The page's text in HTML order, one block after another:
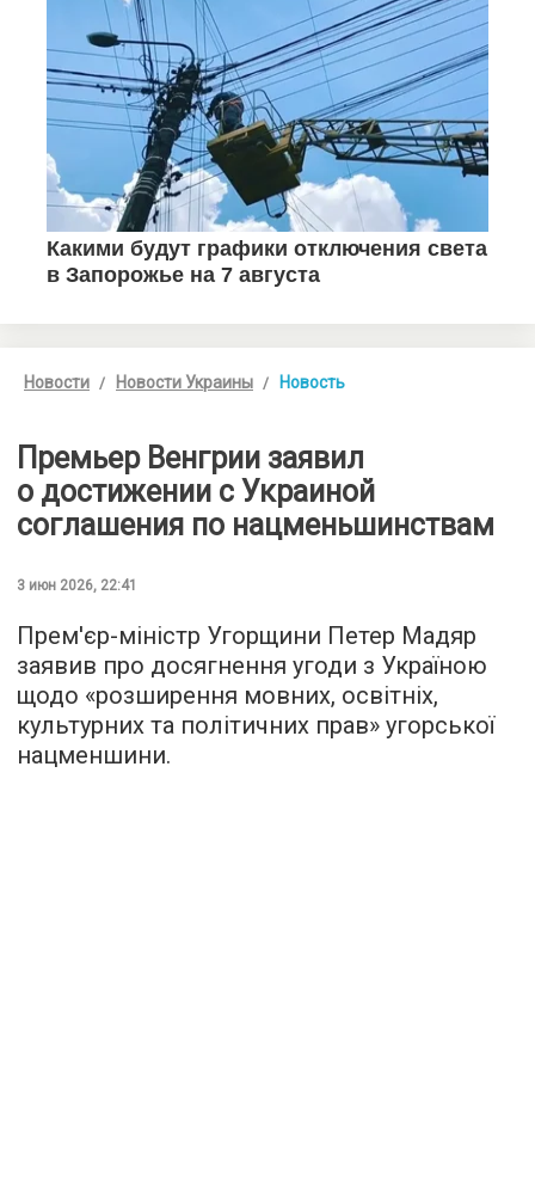
Новости Новости Украины Новость
Премьер Венгрии заявил
о достижении с Украиной
соглашения по нацменьшинствам
3 июн 2026, 22:41
Прем'єр-міністр Угорщини Петер Мадяр
заявив про досягнення угоди з Україною
щодо «розширення мовних, освітніх,
культурних та політичних прав» угорської
нацменшини.